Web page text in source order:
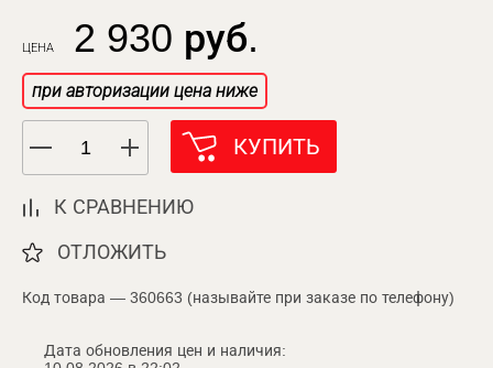
ЦЕНА 2 930 руб.
при авторизации цена ниже
КУПИТЬ
К СРАВНЕНИЮ
ОТЛОЖИТЬ
Код товара — 360663 (называйте при заказе по телефону)
Дата обновления цен и наличия: